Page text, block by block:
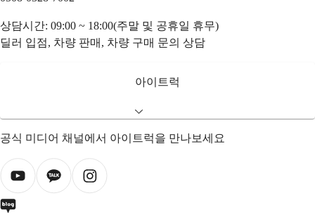
상담시간: 09:00 ~ 18:00(주말 및 공휴일 휴무)
딜러 입점, 차량 판매, 차량 구매 문의 상담
아이트럭
공식 미디어 채널에서 아이트럭을 만나보세요